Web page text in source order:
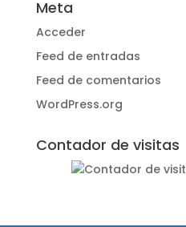
Meta
Acceder
Feed de entradas
Feed de comentarios
WordPress.org
Contador de visitas